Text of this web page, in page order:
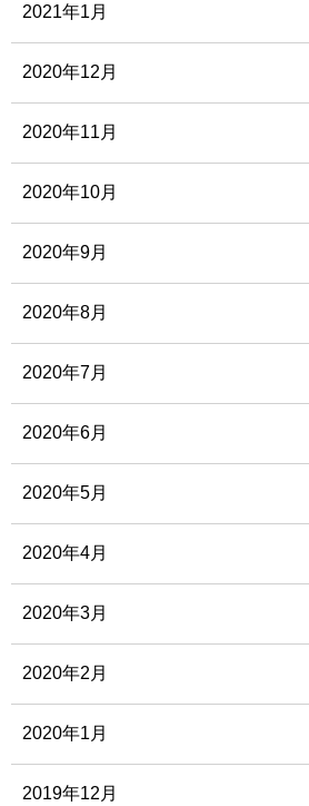
2021年1月
2020年12月
2020年11月
2020年10月
2020年9月
2020年8月
2020年7月
2020年6月
2020年5月
2020年4月
2020年3月
2020年2月
2020年1月
2019年12月